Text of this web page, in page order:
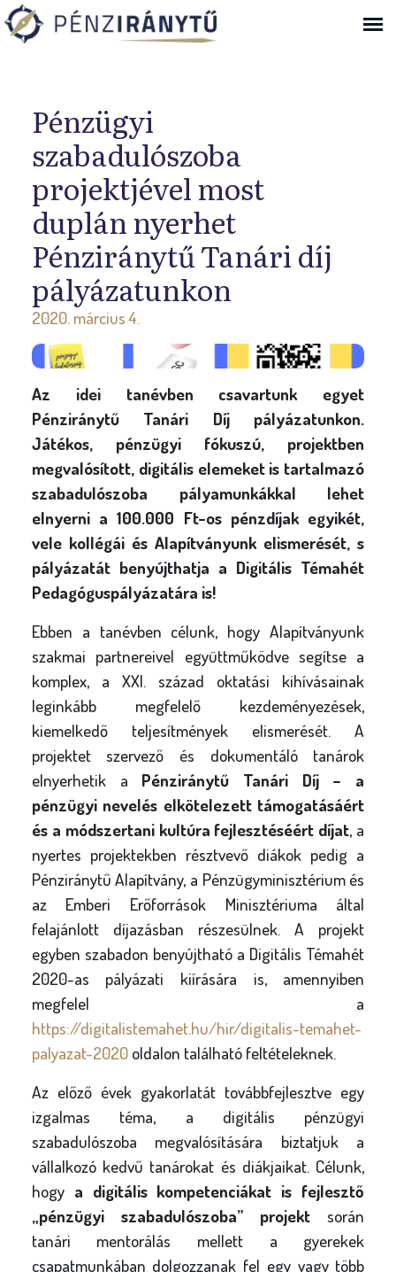
Ugrás a navigációhoz
Pénzügyi
szabadulószoba
projektjével most
duplán nyerhet
Pénziránytű Tanári díj
pályázatunkon
2020. március 4.
Az idei tanévben csavartunk egyet
Pénziránytű Tanári Díj pályázatunkon.
Játékos, pénzügyi fókuszú, projektben
megvalósított, digitális elemeket is tartalmazó
szabadulószoba pályamunkákkal lehet
elnyerni a 100.000 Ft-os pénzdíjak egyikét,
vele kollégái és Alapítványunk elismerését, s
pályázatát benyújthatja a Digitális Témahét
Pedagóguspályázatára is!
Ebben a tanévben célunk, hogy Alapítványunk
szakmai partnereivel együttműködve segítse a
komplex, a XXI. század oktatási kihívásainak
leginkább megfelelő kezdeményezések,
kiemelkedő teljesítmények elismerését. A
projektet szervező és dokumentáló tanárok
elnyerhetik a Pénziránytű Tanári Díj – a
pénzügyi nevelés elkötelezett támogatásáért
és a módszertani kultúra fejlesztéséért díjat, a
nyertes projektekben résztvevő diákok pedig a
Pénziránytű Alapítvány, a Pénzügyminisztérium és
az Emberi Erőforrások Minisztériuma által
felajánlott díjazásban részesülnek. A projekt
egyben szabadon benyújtható a Digitális Témahét
2020-as pályázati kiírására is, amennyiben
megfelel a
https://digitalistemahet.hu/hir/digitalis-temahet-
palyazat-2020oldalon található feltételeknek.
Az előző évek gyakorlatát továbbfejlesztve egy
izgalmas téma, a digitális pénzügyi
szabadulószoba megvalósítására biztatjuk a
vállalkozó kedvű tanárokat és diákjaikat. Célunk,
hogy a digitális kompetenciákat is fejlesztő
„pénzügyi szabadulószoba”
projektsorán
tanári mentorálás mellett a gyerekek
csapatmunkában dolgozzanak fel egy vagy több